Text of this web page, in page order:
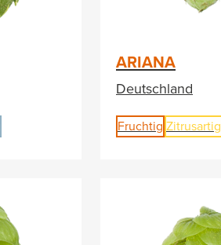
ARIANA
Deutschland
Fruchtig Zitrusartig